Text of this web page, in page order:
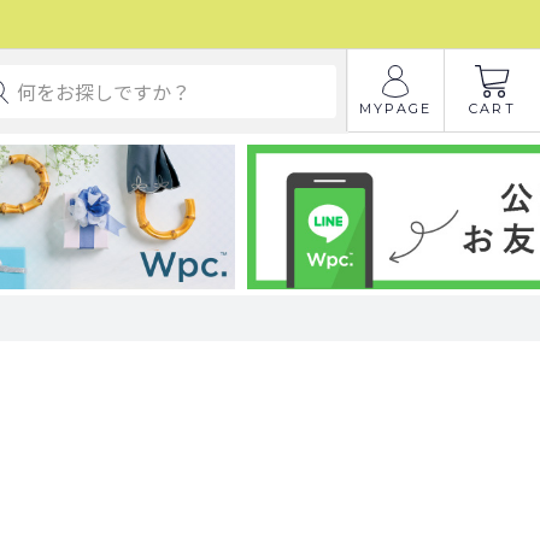
MYPAGE CART